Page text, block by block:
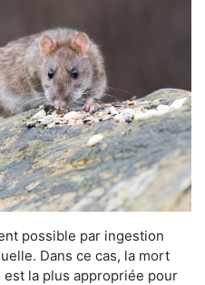
possible par ingestion
Dans ce cas, la mort
la plus appropriée pour